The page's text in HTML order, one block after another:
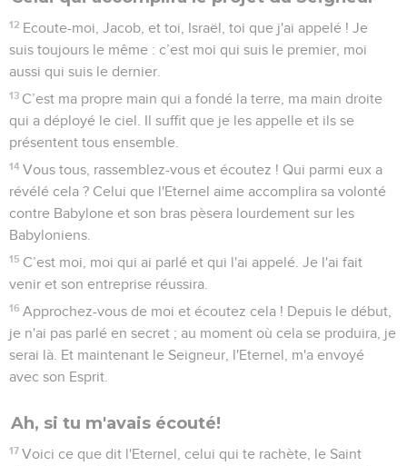
12 Ecoute-moi, Jacob, et toi, Israël, toi que j'ai appelé ! Je
suis toujours le même : c’est moi qui suis le premier, moi
aussi qui suis le dernier.
13 C’est ma propre main qui a fondé la terre, ma main droite
qui a déployé le ciel. Il suffit que je les appelle et ils se
présentent tous ensemble.
14 Vous tous, rassemblez-vous et écoutez ! Qui parmi eux a
révélé cela ? Celui que l'Eternel aime accomplira sa volonté
contre Babylone et son bras pèsera lourdement sur les
Babyloniens.
15 C’est moi, moi qui ai parlé et qui l'ai appelé. Je l'ai fait
venir et son entreprise réussira.
16 Approchez-vous de moi et écoutez cela ! Depuis le début,
je n'ai pas parlé en secret ; au moment où cela se produira, je
serai là. Et maintenant le Seigneur, l'Eternel, m'a envoyé
avec son Esprit.
Ah, si tu m'avais écouté!
17 Voici ce que dit l'Eternel, celui qui te rachète, le Saint